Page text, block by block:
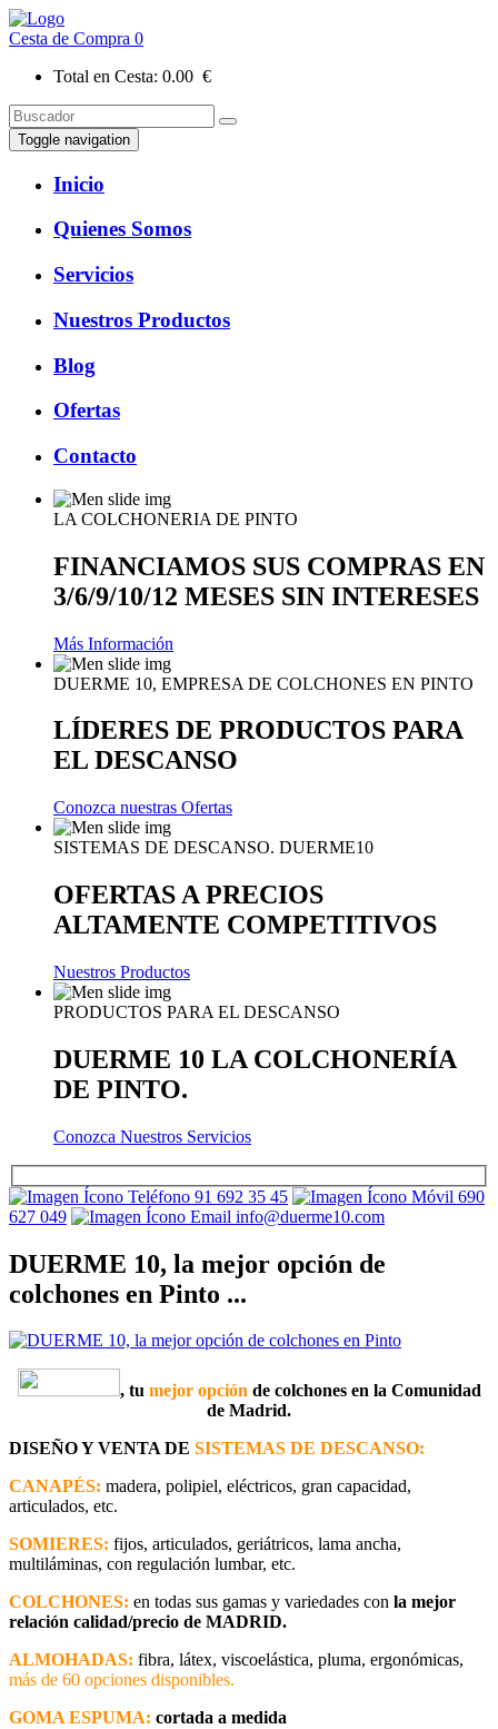
Cesta de Compra 0
Total en Cesta: 0.00 €
Toggle navigation
Inicio
Quienes Somos
Servicios
Nuestros Productos
Blog
Ofertas
Contacto
LA COLCHONERIA DE PINTO
FINANCIAMOS SUS COMPRAS EN
3/6/9/10/12 MESES SIN INTERESES
Más Información
DUERME 10, EMPRESA DE COLCHONES EN PINTO
LÍDERES DE PRODUCTOS PARA
EL DESCANSO
Conozca nuestras Ofertas
SISTEMAS DE DESCANSO. DUERME10
OFERTAS A PRECIOS
ALTAMENTE COMPETITIVOS
Nuestros Productos
PRODUCTOS PARA EL DESCANSO
DUERME 10 LA COLCHONERÍA
DE PINTO.
Conozca Nuestros Servicios
91 692 35 45
690
627 049
info@duerme10.com
DUERME 10, la mejor opción de
colchones en Pinto ...
, tu mejor opciónde colchones en la Comunidad
de Madrid.
DISEÑO Y VENTA DE SISTEMAS DE DESCANSO:
CANAPÉS: madera, polipiel, eléctricos, gran capacidad,
articulados, etc.
SOMIERES: fijos, articulados, geriátricos, lama ancha,
multiláminas, con regulación lumbar, etc.
COLCHONES: en todas sus gamas y variedades con la mejor
relación calidad/precio de MADRID.
ALMOHADAS: fibra, látex, viscoelástica, pluma, ergonómicas,
más de 60 opciones disponibles.
GOMA ESPUMA: cortada a medida